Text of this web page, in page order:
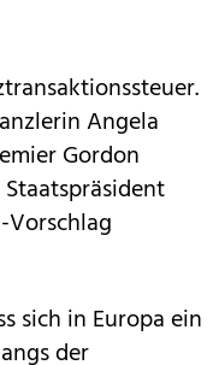
Angela
Gordon
Vorschlag
sich in Europa ein
der